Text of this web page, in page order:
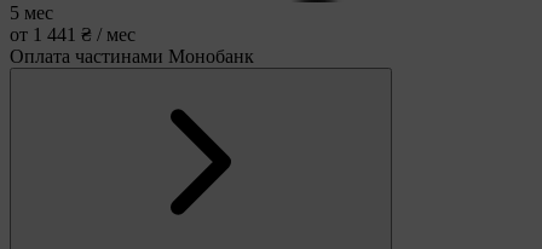
5 мес
от 1 441 ₴ / мес
Оплата частинами Монобанк